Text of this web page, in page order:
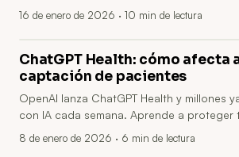
estimar su impacto.
16 de enero de 2026 · 10 min de lectura
ChatGPT Health: cómo afecta
captación de pacientes
OpenAI lanza ChatGPT Health y millones
con IA cada semana. Aprende a proteger
reducir llamadas y convertir leads 24/7
8 de enero de 2026 · 6 min de lectura